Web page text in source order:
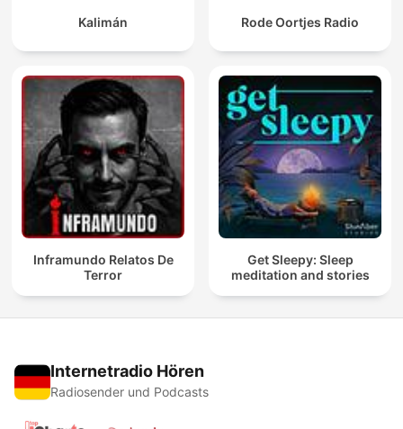
Kalimán Rode Oortjes Radio
Inframundo Relatos De
Terror
Get Sleepy: Sleep
meditation and stories
Internetradio Hören
Radiosender und Podcasts